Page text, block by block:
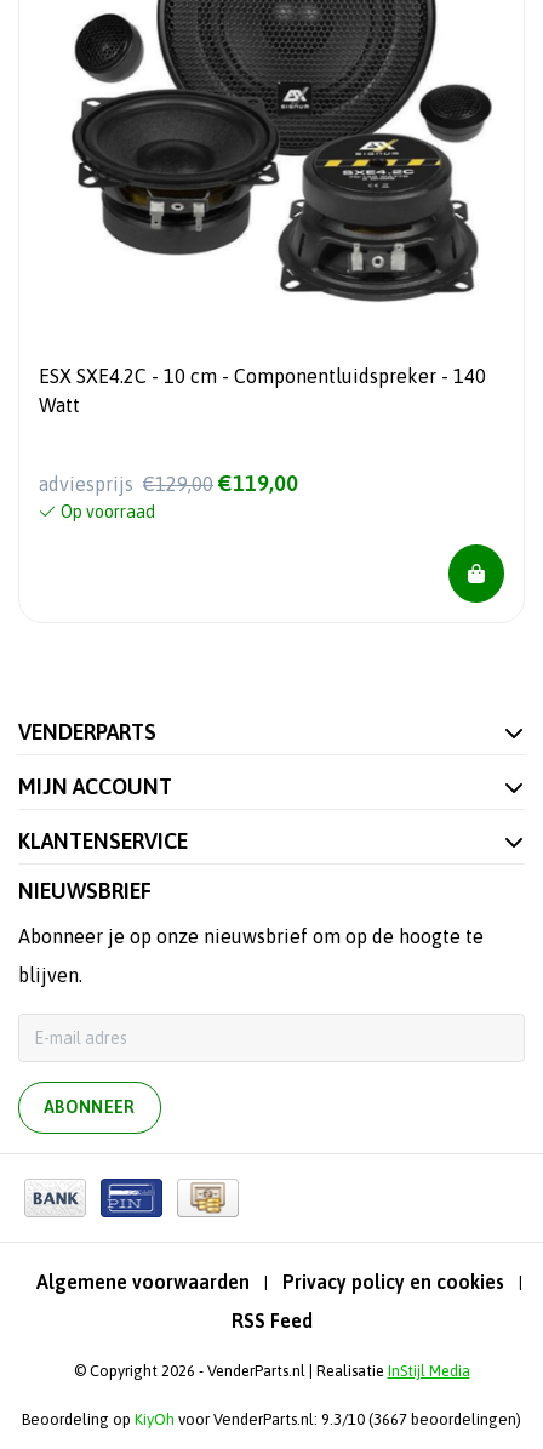
ESX SXE4.2C - 10 cm - Componentluidspreker - 140
Watt
adviesprijs €129,00 €119,00
Op voorraad
VENDERPARTS
MIJN ACCOUNT
KLANTENSERVICE
NIEUWSBRIEF
Abonneer je op onze nieuwsbrief om op de hoogte te
blijven.
ABONNEER
Algemene voorwaarden | Privacy policy en cookies |
RSS Feed
© Copyright 2026 - VenderParts.nl | Realisatie InStijl Media
Beoordeling op KiyOh voor VenderParts.nl: 9.3/10 (3667 beoordelingen)